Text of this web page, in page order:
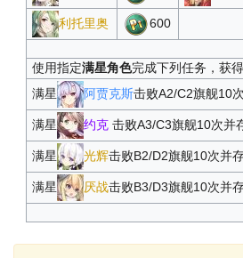
利托里奥
600
使用指定满星角色完成下列任务，获
满星
阿贾克斯击败A2/C2旗舰10
满星 约克击败A3/C3旗舰10次并
满星 光辉击败B2/D2旗舰10次并
满星 厌战击败B3/D3旗舰10次并